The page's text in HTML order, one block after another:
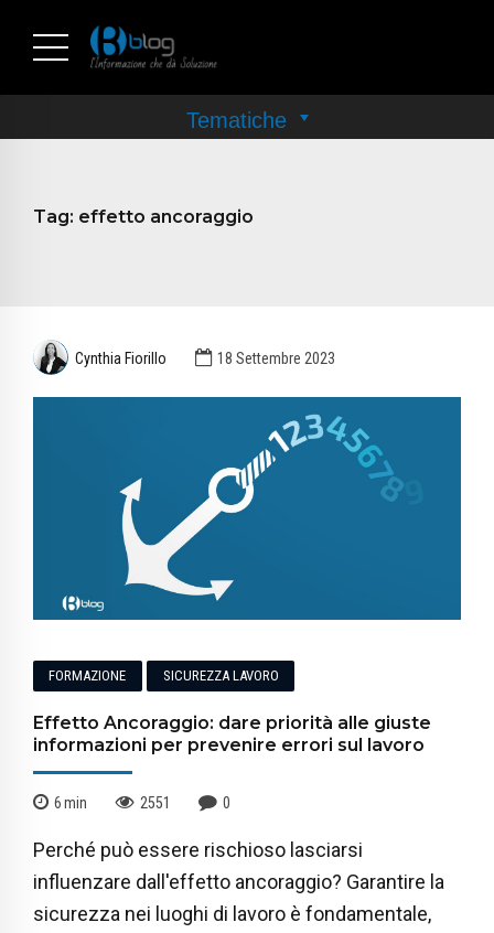
Tag: effetto ancoraggio
Cynthia Fiorillo 18 Settembre 2023
FORMAZIONE SICUREZZA LAVORO
Effetto Ancoraggio: dare priorità alle giuste
informazioni per prevenire errori sul lavoro
6min 2551 0
Perché può essere rischioso lasciarsi
influenzare dall'effetto ancoraggio? Garantire la
sicurezza nei luoghi di lavoro è fondamentale,